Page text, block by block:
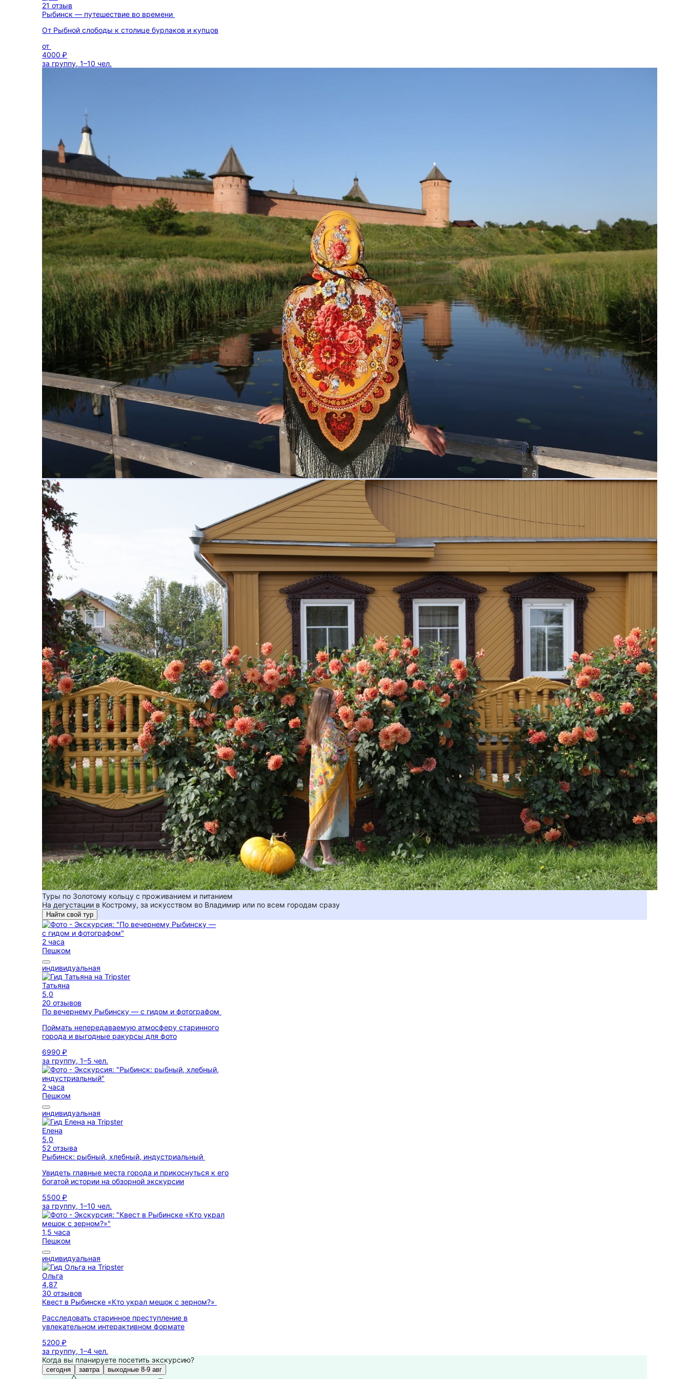
21 отзыв
Рыбинск — путешествие во времени
От Рыбной слободы к столице бурлаков и купцов
от
4000 ₽
за группу, 1–10 чел.
Туры по Золотому кольцу с проживанием и питанием
На дегустации в Кострому, за искусством во Владимир или по всем городам сразу
Найти свой тур
2 часа
Пешком
индивидуальная
Татьяна
5,0
20 отзывов
По вечернему Рыбинску — с гидом и фотографом
Поймать непередаваемую атмосферу старинного
города и выгодные ракурсы для фото
6990 ₽
за группу, 1–5 чел.
2 часа
Пешком
индивидуальная
Елена
5,0
52 отзыва
Рыбинск: рыбный, хлебный, индустриальный
Увидеть главные места города и прикоснуться к его
богатой истории на обзорной экскурсии
5500 ₽
за группу, 1–10 чел.
1,5 часа
Пешком
индивидуальная
Ольга
4,87
30 отзывов
Квест в Рыбинске «Кто украл мешок с зерном?»
Расследовать старинное преступление в
увлекательном интерактивном формате
5200 ₽
за группу, 1–4 чел.
Когда вы планируете посетить экскурсию?
сегодня завтра выходные 8-9 авг